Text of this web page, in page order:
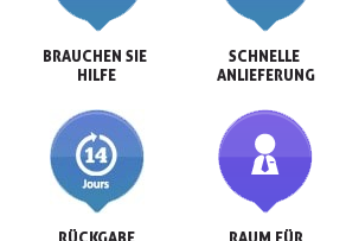
BRAUCHEN SIE
HILFE
SCHNELLE
ANLIEFERUNG